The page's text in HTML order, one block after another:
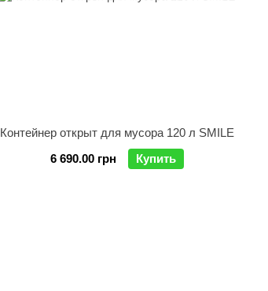
Контейнер открыт для мусора 120 л SMILE
6 690.00 грн
Купить